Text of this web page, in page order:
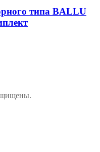
типа BALLU